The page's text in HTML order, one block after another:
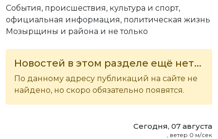
События, происшествия, культура и спорт,
официальная информация, политическая жизнь
Мозырщины и района и не только
Новостей в этом разделе ещё нет...
По данному адресу публикаций на сайте не
найдено, но скоро обязательно появятся.
Сегодня, 07 августа
, ветер 0 м/сек